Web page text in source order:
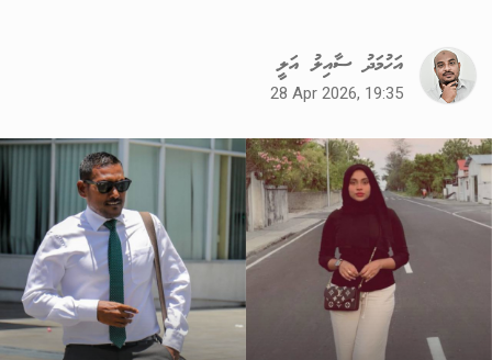
އަހުމަދު ސާއިލު އަލީ
28 Apr 2026, 19:35